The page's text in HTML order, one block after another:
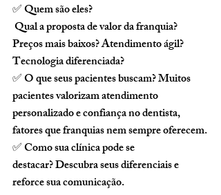
✅ Quem são eles?
Qual a proposta de valor da franquia?
Preços mais baixos? Atendimento ágil?
Tecnologia diferenciada?
✅ O que seus pacientes buscam? Muitos
pacientes valorizam atendimento
personalizado e confiança no dentista,
fatores que franquias nem sempre oferecem.
✅ Como sua clínica pode se
destacar? Descubra seus diferenciais e
reforce sua comunicação.